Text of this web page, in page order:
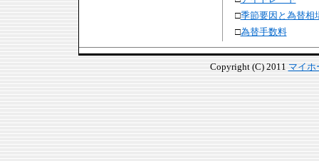
□季節要因と為替相
□為替手数料
Copyright (C) 2011 マイホ